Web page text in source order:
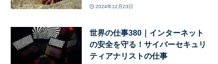
2024年12月23日
世界の仕事380｜インターネット
の安全を守る！サイバーセキュリ
ティアナリストの仕事